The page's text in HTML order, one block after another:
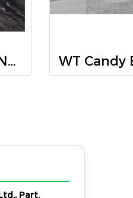
GP 60X120 Thor Nero (HG) cut edge PM
Part.